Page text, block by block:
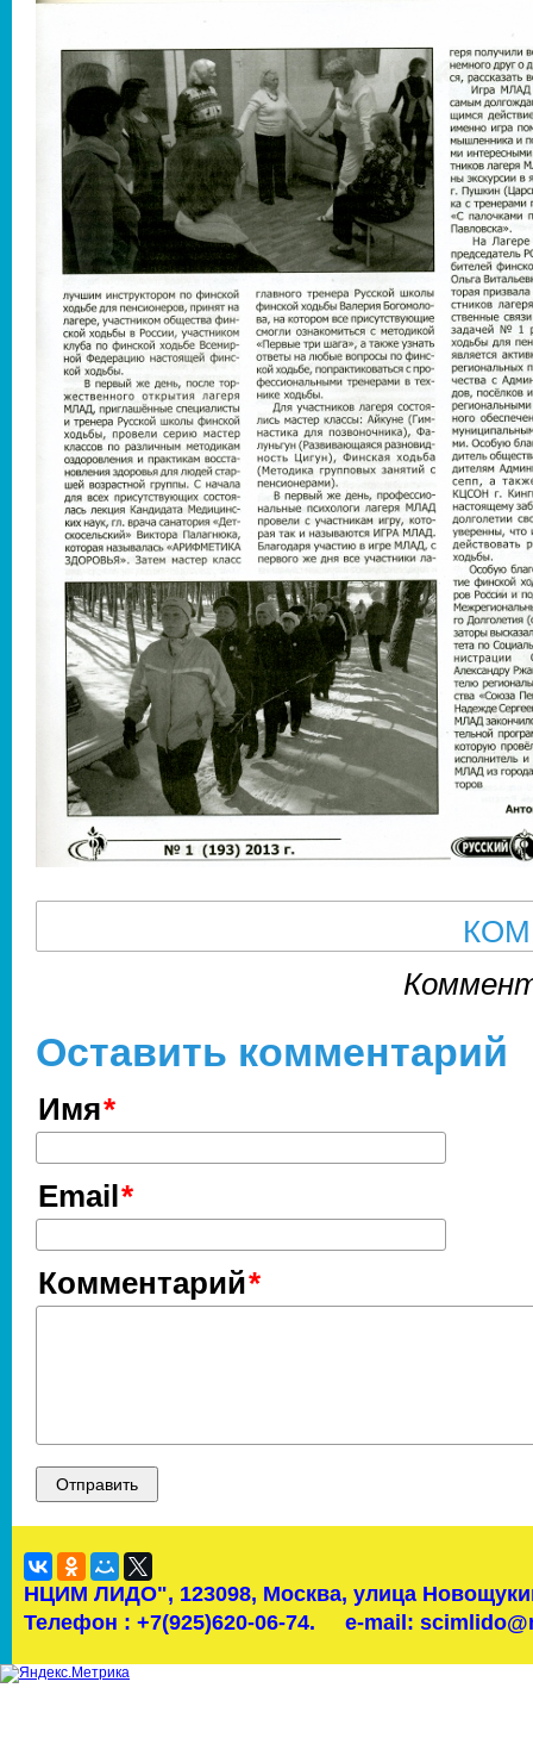
Оставить комментарий
Имя
Email
Комментарий
НЦИМ ЛИДО", 123098, Москва, улица
Телефон : +7(925)620-06-74.
e-mail: